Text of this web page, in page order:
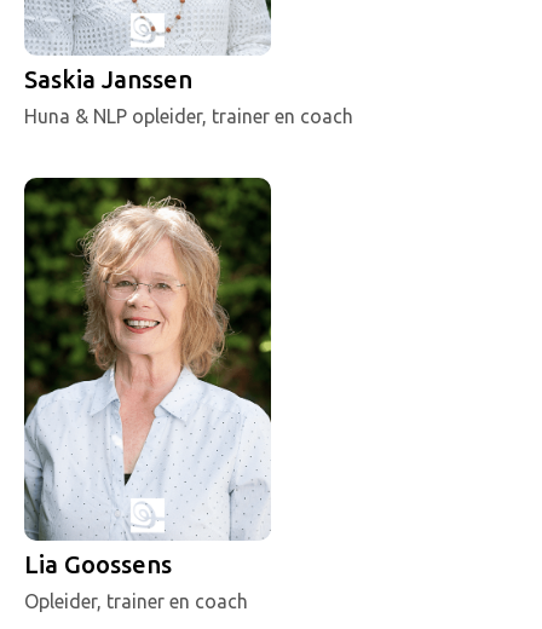
Saskia Janssen
Huna & NLP opleider, trainer en coach
Lia Goossens
Opleider, trainer en coach